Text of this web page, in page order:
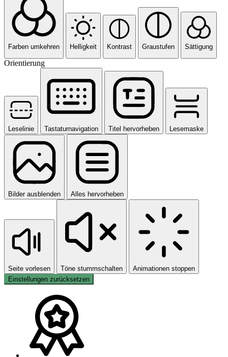
Farben umkehren Helligkeit Kontrast Graustufen Sättigung
Orientierung
Leselinie Tastaturnavigation Titel hervorheben Lesemaske
Bilder ausblenden Alles hervorheben
Seite vorlesen Töne stummschalten
Animationen stoppen
Einstellungen zurücksetzen